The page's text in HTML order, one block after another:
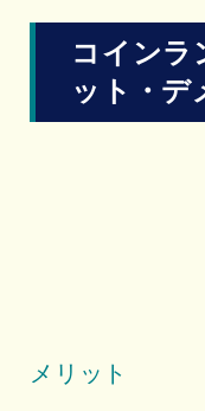
コインラ
ット・デ
メリット